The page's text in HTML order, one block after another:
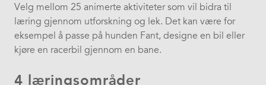
Velg mellom 25 animerte aktiviteter som vil bidra til
læring gjennom utforskning og lek. Det kan være for
eksempel å passe på hunden Fant, designe en bil eller
kjøre en racerbil gjennom en bane.
4 læringsområder